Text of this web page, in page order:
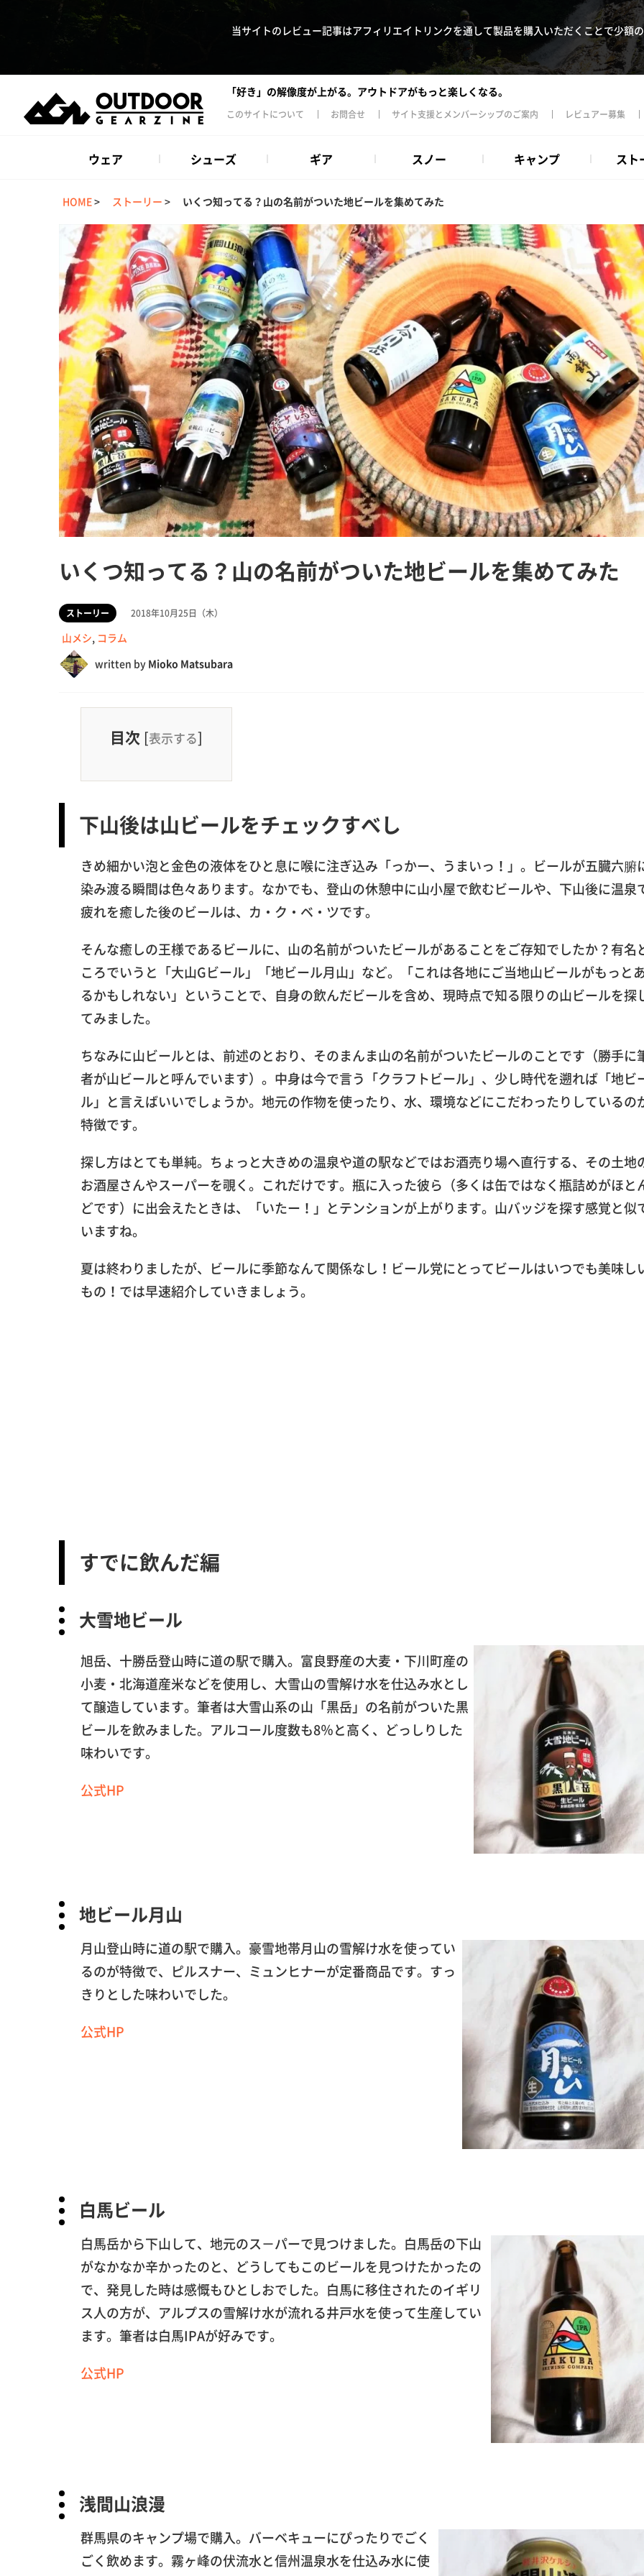
当サイトのレビュー記事はアフィリエイトリンクを通して製品を購入いただくことで少額の
「好き」の解像度が上がる。アウトドアがもっと楽しくなる。
このサイトについて お問合せ サイト支援とメンバーシップのご案内 レビュアー募集
ウェア シューズ ギア スノー キャンプ スト
HOME> ストーリー > いくつ知ってる？山の名前がついた地ビールを集めてみた
いくつ知ってる？山の名前がついた地ビールを集めてみた
ストーリー 2018年10月25日（木）
山メシ, コラム
written by Mioko Matsubara
目次 [表示する]
下山後は山ビールをチェックすべし
きめ細かい泡と金色の液体をひと息に喉に注ぎ込み「っかー、うまいっ！」。ビールが五臓六腑
染み渡る瞬間は色々あります。なかでも、登山の休憩中に山小屋で飲むビールや、下山後に温泉
疲れを癒した後のビールは、カ・ク・ベ・ツです。
そんな癒しの王様であるビールに、山の名前がついたビールがあることをご存知でしたか？有名
ころでいうと「大山Gビール」「地ビール月山」など。「これは各地にご当地山ビールがもっと
るかもしれない」ということで、自身の飲んだビールを含め、現時点で知る限りの山ビールを探
てみました。
ちなみに山ビールとは、前述のとおり、そのまんま山の名前がついたビールのことです（勝手に
者が山ビールと呼んでいます）。中身は今で言う「クラフトビール」、少し時代を遡れば「地ビ
ル」と言えばいいでしょうか。地元の作物を使ったり、水、環境などにこだわったりしているの
特徴です。
探し方はとても単純。ちょっと大きめの温泉や道の駅などではお酒売り場へ直行する、その土地
お酒屋さんやスーパーを覗く。これだけです。瓶に入った彼ら（多くは缶ではなく瓶詰めがほと
どです）に出会えたときは、「いたー！」とテンションが上がります。山バッジを探す感覚と似
いますね。
夏は終わりましたが、ビールに季節なんて関係なし！ビール党にとってビールはいつでも美味し
もの！では早速紹介していきましょう。
すでに飲んだ編
大雪地ビール
旭岳、十勝岳登山時に道の駅で購入。富良野産の大麦・下川町産の
小麦・北海道産米などを使用し、大雪山の雪解け水を仕込み水とし
て醸造しています。筆者は大雪山系の山「黒岳」の名前がついた黒
ビールを飲みました。アルコール度数も8％と高く、どっしりした
味わいです。
公式HP
地ビール月山
月山登山時に道の駅で購入。豪雪地帯月山の雪解け水を使ってい
るのが特徴で、ピルスナー、ミュンヒナーが定番商品です。すっ
きりとした味わいでした。
公式HP
白馬ビール
白馬岳から下山して、地元のス－パーで見つけました。白馬岳の下山
がなかなか辛かったのと、どうしてもこのビールを見つけたかったの
で、発見した時は感慨もひとしおでした。白馬に移住されたのイギリ
ス人の方が、アルプスの雪解け水が流れる井戸水を使って生産してい
ます。筆者は白馬IPAが好みです。
公式HP
浅間山浪漫
群馬県のキャンプ場で購入。バーベキューにぴったりでごく
ごく飲めます。霧ヶ峰の伏流水と信州温泉水を仕込み水に使